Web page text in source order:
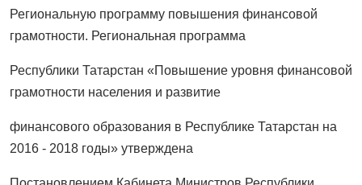
Региональную программу повышения финансовой
грамотности. Региональная программа
Республики Татарстан «Повышение уровня финансовой
грамотности населения и развитие
финансового образования в Республике Татарстан на
2016 - 2018 годы» утверждена